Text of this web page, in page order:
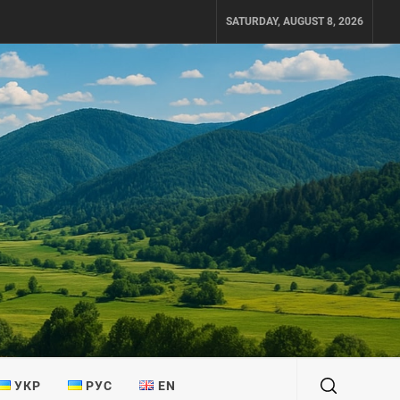
SATURDAY, AUGUST 8, 2026
УКР РУС EN